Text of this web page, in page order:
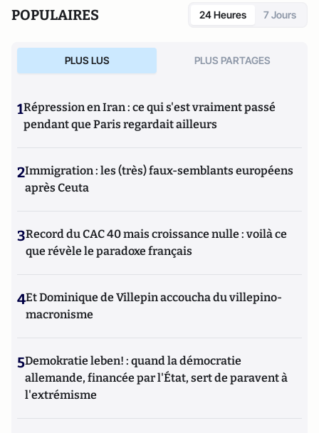
POPULAIRES 24 Heures 7 Jours
PLUS LUS PLUS PARTAGES
1Répression en Iran : ce qui s'est vraiment passé
pendant que Paris regardait ailleurs
2Immigration : les (très) faux-semblants européens
après Ceuta
3Record du CAC 40 mais croissance nulle : voilà ce
que révèle le paradoxe français
4Et Dominique de Villepin accoucha du villepino-
macronisme
5Demokratie leben! : quand la démocratie
allemande, financée par l'État, sert de paravent à
l'extrémisme